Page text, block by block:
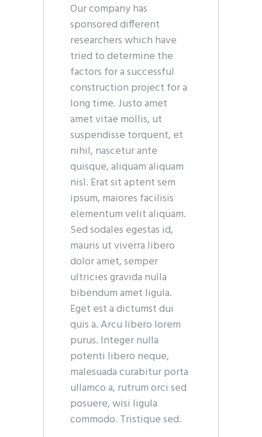
Our company has
sponsored different
researchers which have
tried to determine the
factors for a successful
construction project for a
long time. Justo amet
amet vitae mollis, ut
suspendisse torquent, et
nihil, nascetur ante
quisque, aliquam aliquam
nisl. Erat sit aptent sem
ipsum, maiores facilisis
elementum velit aliquam.
Sed sodales egestas id,
mauris ut viverra libero
dolor amet, semper
ultricies gravida nulla
bibendum amet ligula.
Eget est a dictumst dui
quis a. Arcu libero lorem
purus. Integer nulla
potenti libero neque,
malesuada curabitur porta
ullamco a, rutrum orci sed
posuere, wisi ligula
commodo. Tristique sed.